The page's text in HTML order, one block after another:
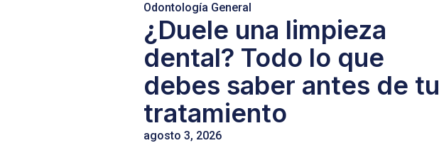
Odontología General
¿Duele una limpieza
dental? Todo lo que
debes saber antes de tu
tratamiento
agosto 3, 2026